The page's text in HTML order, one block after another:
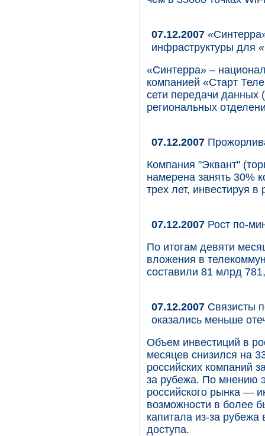
07.12.2007
инфраструктуры для
«Синтерра» –
компанией «Старт
сети передачи данных
региональных
07.12.2007
Компания "Эквант"
намерена занять 30%
трех лет, инвестируя
07.12.2007 Рост по-
По итогам девяти
вложения в
составили 81 млрд
07.12.2007 Связисты
оказались меньше
Объем инвестиций в
месяцев снизился на
российских компаний
за рубежа. По мнению
российского рынка —
возможности в более
капитала из-за
доступа.